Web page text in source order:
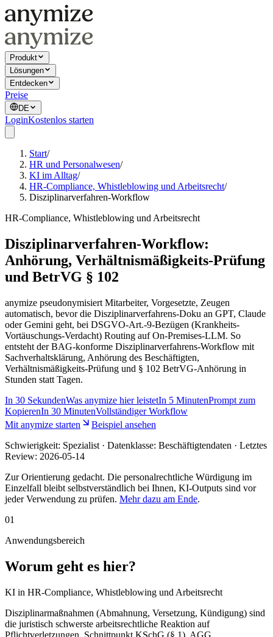
Produkt
Lösungen
Entdecken
Preise
DE
LoginKostenlos starten
Start/
HR und Personalwesen/
KI im Alltag/
HR-Compliance, Whistleblowing und Arbeitsrecht/
Disziplinarverfahren-Workflow
HR-Compliance, Whistleblowing und Arbeitsrecht
Disziplinarverfahren-Workflow:
Anhörung, Verhältnismäßigkeits-Prüfung
und BetrVG § 102
anymize pseudonymisiert Mitarbeiter, Vorgesetzte, Zeugen
automatisch, bevor die Disziplinarverfahrens-Doku an GPT, Claude
oder Gemini geht, bei DSGVO-Art.-9-Bezügen (Krankheits-
Vortäuschungs-Verdacht) Routing auf On-Premises-LLM. So
entsteht der BAG-konforme Disziplinarverfahrens-Workflow mit
Sachverhaltsklärung, Anhörung des Beschäftigten,
Verhältnismäßigkeits-Prüfung und § 102 BetrVG-Anhörung in
Stunden statt Tagen.
In 30 SekundenWas anymize hier leistetIn 5 MinutenPrompt zum
KopierenIn 30 MinutenVollständiger Workflow
Mit anymize starten
Beispiel ansehen
Schwierigkeit: Spezialist · Datenklasse: Beschäftigtendaten · Letztes
Review: 2026-05-14
Zur Orientierung gedacht. Die personalrechtliche Würdigung im
Einzelfall bleibt selbstverständlich bei Ihnen, KI-Outputs sind vor
jeder Verwendung zu prüfen. Mehr dazu am Ende.
01
Anwendungsbereich
Worum geht es hier?
KI in HR-Compliance, Whistleblowing und Arbeitsrecht
Disziplinarmaßnahmen (Abmahnung, Versetzung, Kündigung) sind
die juristisch schwerste arbeitsrechtliche Reaktion auf
Pflichtverletzungen. Schnittpunkt KSchG (§ 1), AGG